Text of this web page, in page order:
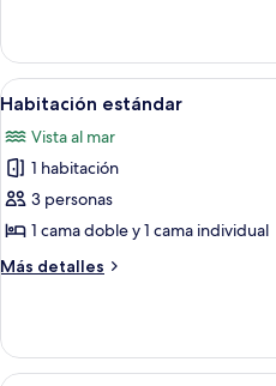
la
playa
tradicional,
baño
compartido,
a
la
playa
Abrir
todas
las
fotos
de
Habitación
estándar
6
Habitación estándar
Vista al mar
1 habitación
3 personas
1 cama doble y 1 cama individual
Más detalles
Más
estándar